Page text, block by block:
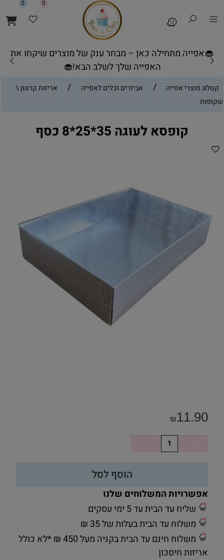
🧁אפייה מתחילה כאן – מבחר ענק של מוצרים שיקחו את
האפייה שלך לשלב הבא!🧁
0 0
קטלוג מוצרי אפייה / אביזרים וכלים לאפייה /
אריזות קרטון \
שקופות
קופסא לעוגה 35*25*8 כסף
₪11.90
הוסף לסל
אפשרויות המשלוחים שלנו
שליח עד הבית עד 5 ימי עסקים
משלוח עד הבית בעלות של 35 ₪
משלוח חינם עד הבית בקניה מעל 450 ₪ *לא כולל
אריזות חיסכון